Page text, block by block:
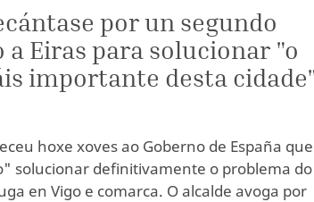
por un segundo
Eiras para solucionar "o
importante desta
hoxe xoves ao Goberno de España que
solucionar definitivamente o problema do
en Vigo e comarca. O alcalde avoga por